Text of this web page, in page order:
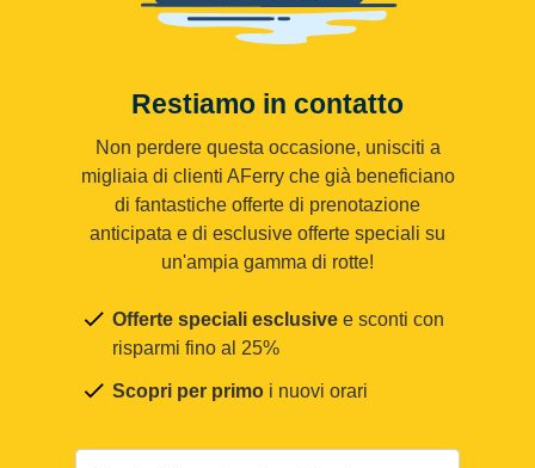
Restiamo in contatto
Non perdere questa occasione, unisciti a
migliaia di clienti AFerry che già beneficiano
di fantastiche offerte di prenotazione
anticipata e di esclusive offerte speciali su
un'ampia gamma di rotte!
Offerte speciali esclusive e sconti con
risparmi fino al 25%
Scopri per primo i nuovi orari